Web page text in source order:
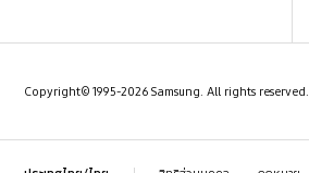
Copyright© 1995-2026 Samsung. All rights reserved.